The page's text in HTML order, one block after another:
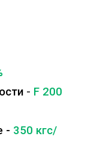
- F 200
- 350 кгс/